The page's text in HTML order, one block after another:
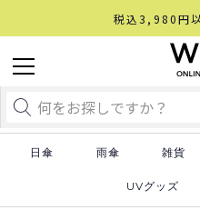
税込3,980円
日傘 雨傘 雑貨
UVグッズ